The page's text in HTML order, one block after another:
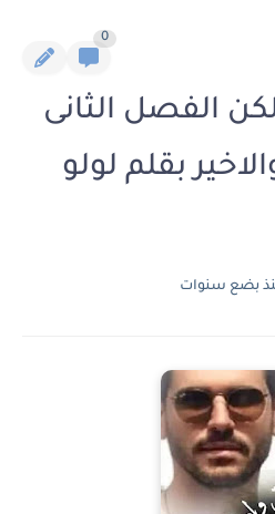
0
الفصل الثانى
42 والاخير بقلم لولو
بضع سنوات